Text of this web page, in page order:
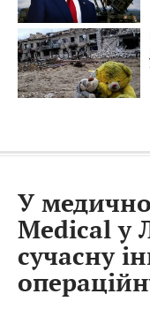
У
Medical у
сучасну